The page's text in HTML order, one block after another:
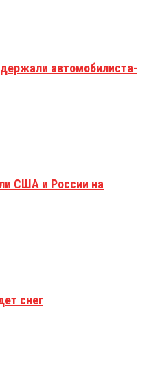
автомобилиста-
США и России на
снег